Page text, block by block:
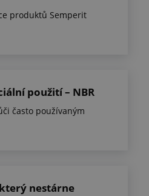
produktů Semperit
použití – NBR
často používaným
nestárne